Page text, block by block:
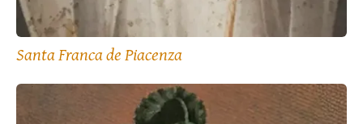
Santa Franca de Piacenza